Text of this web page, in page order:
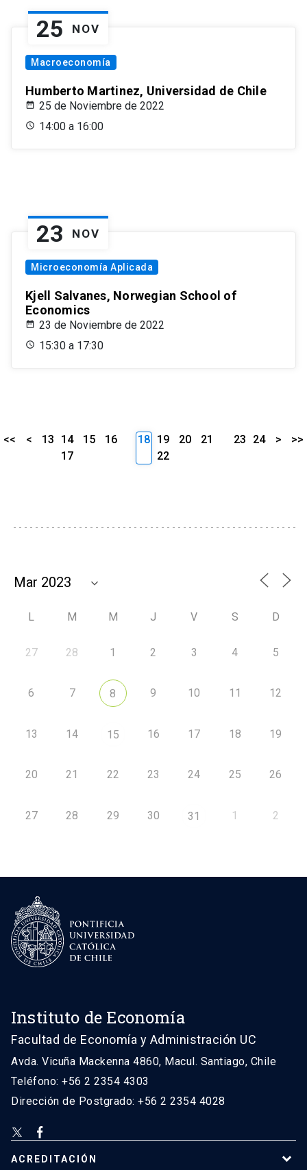
25 NOV
Macroeconomía
Humberto Martinez, Universidad de Chile
25 de Noviembre de 2022
14:00 a 16:00
23 NOV
Microeconomía Aplicada
Kjell Salvanes, Norwegian School of
Economics
23 de Noviembre de 2022
15:30 a 17:30
<< < 13 14 15
16
17
18 19 20
21
22
23 24 > >>
L M M J V S D
27 28 1 2 3 4 5
6 7 8 9 10 11 12
13 14 15 16 17 18 19
20 21 22 23 24 25 26
27 28 29 30 31 1 2
Instituto de Economía
Facultad de Economía y Administración UC
Avda. Vicuña Mackenna 4860, Macul. Santiago, Chile
Teléfono: +56 2 2354 4303
Dirección de Postgrado: +56 2 2354 4028
ACREDITACIÓN